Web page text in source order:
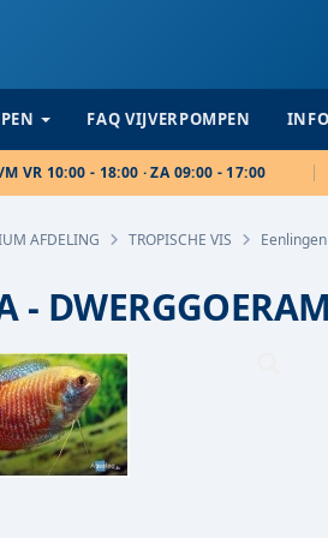
FAQ VIJVERPOMPEN INFO
VR 10:00 - 18:00 · ZA 09:00 - 17:00
AFDELING TROPISCHE VIS
-